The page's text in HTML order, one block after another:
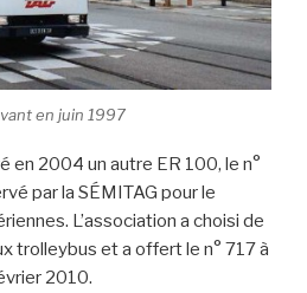
en juin 1997
en 2004 un autre ER 100, le n°
par la SÉMITAG pour le
L’association a choisi de
trolleybus et a offert le n° 717 à
2010.